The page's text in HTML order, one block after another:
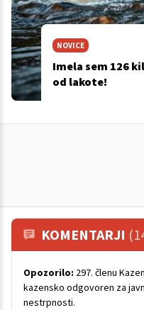
NOVICE
Imela sem 126
od lakote!
KOMENTARJI
Opozorilo: 297. členu
kazensko odgovoren za
nestrpnosti.